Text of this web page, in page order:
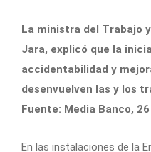
La ministra del Trabajo
Jara, explicó que la
accidentabilidad y
desenvuelven las y los
Fuente: Media Banco,
En las instalaciones de la